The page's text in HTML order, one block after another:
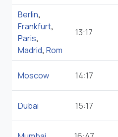
Berlin,
Frankfurt,
Paris,
Madrid, Rom
13:17
Moscow 14:17
Dubai 15:17